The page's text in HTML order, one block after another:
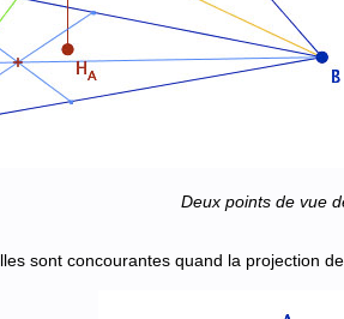
Deux points de vue
sont concourantes quand la projection